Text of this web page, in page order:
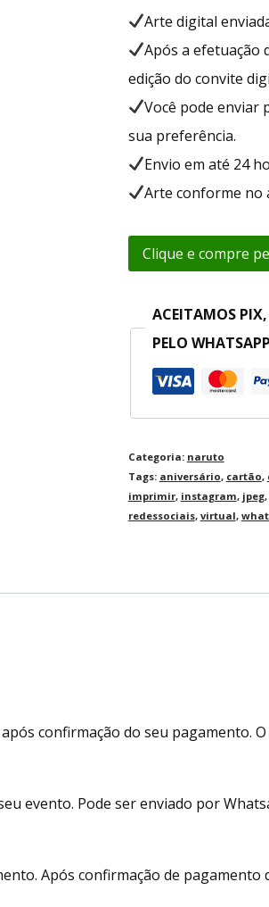
Arte digital
Após a efetuação
edição do convite
Você pode enviar
sua preferência.
Envio em até 24
Arte conforme no
Clique e compre
ACEITAMOS
PELO
Categoria: naruto
Tags: aniversário, cartão,
imprimir, instagram, jpeg,
redessociais, virtual,
confirmação do seu pagamento.
evento. Pode ser enviado por
Após confirmação de